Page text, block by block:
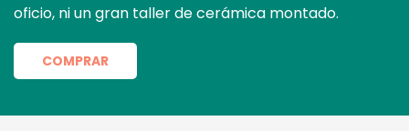
oficio, ni un gran taller de cerámica montado.
COMPRAR